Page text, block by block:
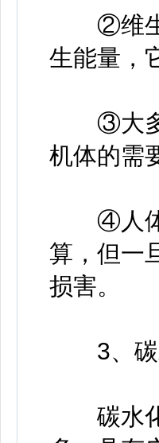
②维生
生能量，
③大多
机体的需
④人体
算，但一
损害。
3、碳
碳水化